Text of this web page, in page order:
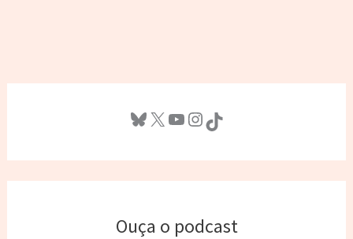
Bluesky X Youtube InstagramTikTok
Ouça o podcast